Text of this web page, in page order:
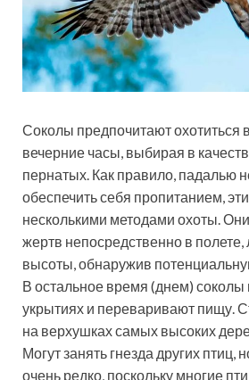
Соколы предпочитают охотиться
вечерние часы, выбирая в
пернатых. Как правило, падалью
обеспечить себя пропитанием,
несколькими методами охоты.
жертв непосредственно в полете,
высоты, обнаружив
В остальное время (днем) соколы
укрытиях и переваривают пищу.
на верхушках самых высоких
Могут занять гнезда других птиц,
очень редко, поскольку многие